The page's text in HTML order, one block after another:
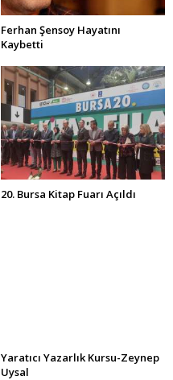
Ferhan Şensoy Hayatını
Kaybetti
20. Bursa Kitap Fuarı Açıldı
Yaratıcı Yazarlık Kursu-Zeynep
Uysal